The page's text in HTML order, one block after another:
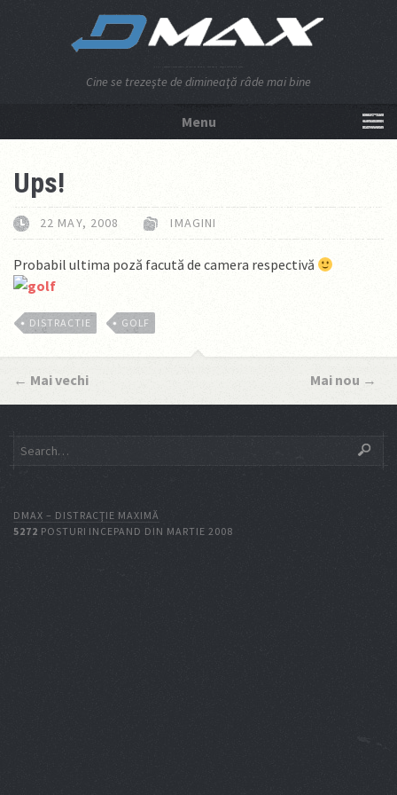
Cine se trezeşte de dimineaţă râde mai bine
Menu
Ups!
22 MAY, 2008 IMAGINI
Probabil ultima poză facută de camera respectivă
DISTRACTIE GOLF
← Mai vechi Mai nou →
DMAX – DISTRACŢIE MAXIMĂ
5272 POSTURI INCEPAND DIN MARTIE 2008